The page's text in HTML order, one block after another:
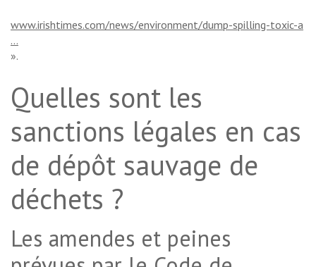
www.irishtimes.com/news/environment/dump-spilling-toxic-a
…
».
Quelles sont les
sanctions légales en cas
de dépôt sauvage de
déchets ?
Les amendes et peines